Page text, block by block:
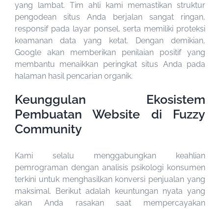
yang lambat. Tim ahli kami memastikan struktur
pengodean situs Anda berjalan sangat ringan,
responsif pada layar ponsel, serta memiliki proteksi
keamanan data yang ketat. Dengan demikian,
Google akan memberikan penilaian positif yang
membantu menaikkan peringkat situs Anda pada
halaman hasil pencarian organik.
Keunggulan Ekosistem
Pembuatan Website di Fuzzy
Community
Kami selalu menggabungkan keahlian
pemrograman dengan analisis psikologi konsumen
terkini untuk menghasilkan konversi penjualan yang
maksimal. Berikut adalah keuntungan nyata yang
akan Anda rasakan saat mempercayakan